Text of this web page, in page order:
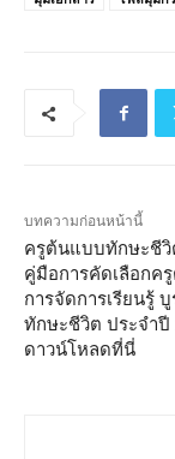
บทความก่อนหน้านี้
ครูต้นแบบทักษะชีวิ
คู่มือการคัดเลือกค
การจัดการเรียนรู้
ทักษะชีวิต ประจำปี
ดาวน์โหลดที่นี่